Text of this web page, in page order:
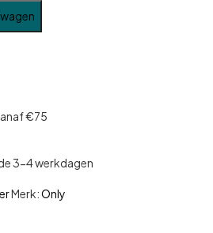
€75
3-4 werkdagen
Merk:Only